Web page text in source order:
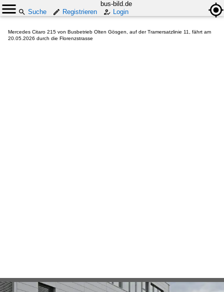
bus-bild.de
Suche
Registrieren Login
Mercedes Citaro 215 von Busbetrieb Olten Gösgen, auf der Tramersatzlinie 11, fährt am
20.05.2026 durch die Florenzstrasse